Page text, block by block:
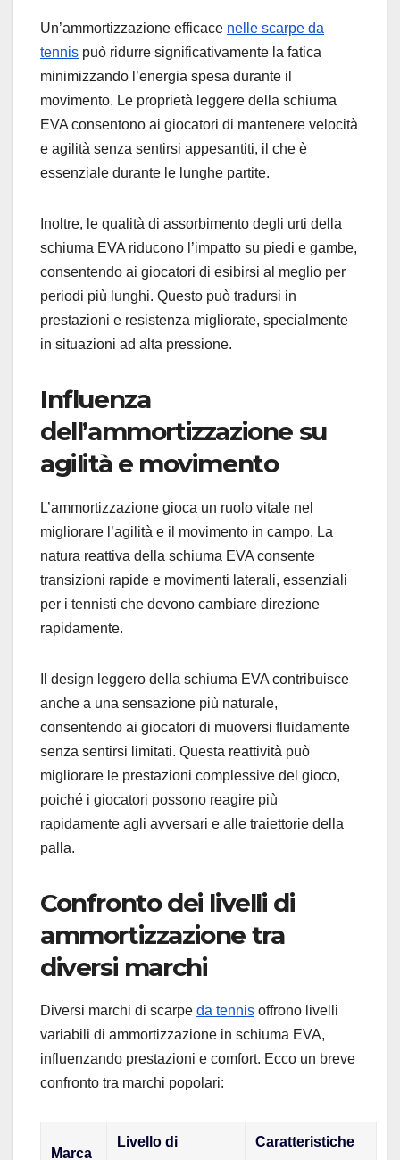
Un’ammortizzazione efficace nelle scarpe da
tennis può ridurre significativamente la fatica
minimizzando l’energia spesa durante il
movimento. Le proprietà leggere della schiuma
EVA consentono ai giocatori di mantenere velocità
e agilità senza sentirsi appesantiti, il che è
essenziale durante le lunghe partite.
Inoltre, le qualità di assorbimento degli urti della
schiuma EVA riducono l’impatto su piedi e gambe,
consentendo ai giocatori di esibirsi al meglio per
periodi più lunghi. Questo può tradursi in
prestazioni e resistenza migliorate, specialmente
in situazioni ad alta pressione.
Influenza
dell’ammortizzazione su
agilità e movimento
L’ammortizzazione gioca un ruolo vitale nel
migliorare l’agilità e il movimento in campo. La
natura reattiva della schiuma EVA consente
transizioni rapide e movimenti laterali, essenziali
per i tennisti che devono cambiare direzione
rapidamente.
Il design leggero della schiuma EVA contribuisce
anche a una sensazione più naturale,
consentendo ai giocatori di muoversi fluidamente
senza sentirsi limitati. Questa reattività può
migliorare le prestazioni complessive del gioco,
poiché i giocatori possono reagire più
rapidamente agli avversari e alle traiettorie della
palla.
Confronto dei livelli di
ammortizzazione tra
diversi marchi
Diversi marchi di scarpe da tennis offrono livelli
variabili di ammortizzazione in schiuma EVA,
influenzando prestazioni e comfort. Ecco un breve
confronto tra marchi popolari:
Marca
Livello di
Caratteristiche